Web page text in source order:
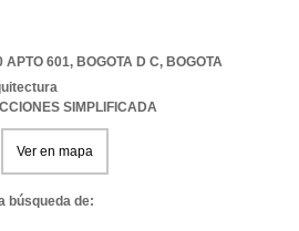
APTO 601, BOGOTA D C, BOGOTA
SIMPLIFICADA
Ver en mapa
búsqueda de: